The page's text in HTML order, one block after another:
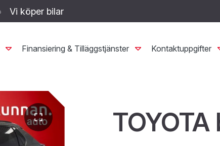
Vi köper bilar
Finansiering & Tilläggstjänster Kontaktuppgifter